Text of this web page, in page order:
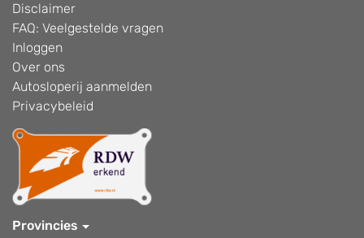
Disclaimer
FAQ: Veelgestelde vragen
Inloggen
Over ons
Autosloperij aanmelden
Privacybeleid
Provincies